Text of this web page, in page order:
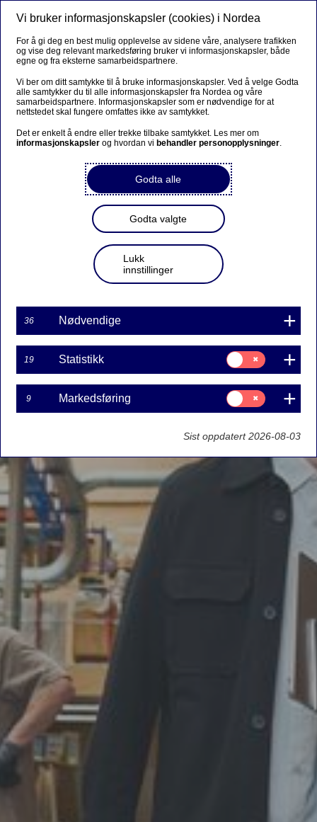
Vi bruker informasjonskapsler (cookies) i Nordea
For å gi deg en best mulig opplevelse av sidene våre, analysere trafikken
og vise deg relevant markedsføring bruker vi informasjonskapsler, både
egne og fra eksterne samarbeidspartnere.
Vi ber om ditt samtykke til å bruke informasjonskapsler. Ved å velge Godta
alle samtykker du til alle informasjonskapsler fra Nordea og våre
samarbeidspartnere. Informasjonskapsler som er nødvendige for at
nettstedet skal fungere omfattes ikke av samtykket.
Det er enkelt å endre eller trekke tilbake samtykket. Les mer om
informasjonskapsler og hvordan vi behandler personopplysninger.
Godta alle
Godta valgte
Lukk
innstillinger
36 Nødvendige
19 Statistikk
Samtykke
til:
Statistikk
9 Markedsføring
Samtykke
til:
Markedsføring
Sist oppdatert 2026-08-03